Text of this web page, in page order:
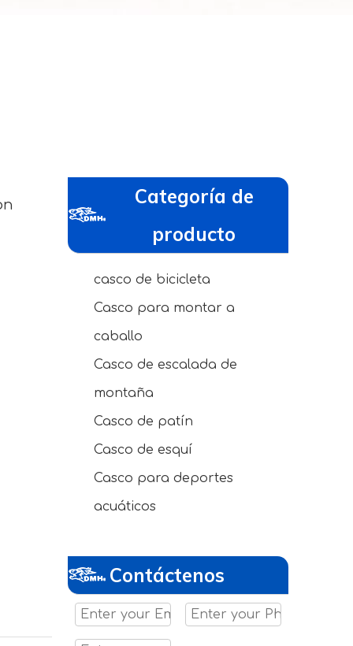
Categoría de
producto
casco de bicicleta
Casco para montar a
caballo
Casco de escalada de
montaña
Casco de patín
Casco de esquí
Casco para deportes
acuáticos
Contáctenos